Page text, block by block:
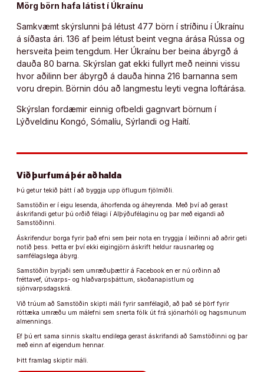
Mörg börn hafa látist í Úkraínu
Samkvæmt skýrslunni þá létust 477 börn í stríðinu í Úkraínu
á síðasta ári. 136 af þeim létust beint vegna árása Rússa og
hersveita þeim tengdum. Her Úkraínu ber beina ábyrgð á
dauða 80 barna. Skýrslan gat ekki fullyrt með neinni vissu
hvor aðilinn ber ábyrgð á dauða hinna 216 barnanna sem
voru drepin. Börnin dóu að langmestu leyti vegna loftárása.
Skýrslan fordæmir einnig ofbeldi gagnvart börnum í
Lýðveldinu Kongó, Sómalíu, Sýrlandi og Haítí.
Við þurfum á þér að halda
Þú getur tekið þátt í að byggja upp öflugum fjölmiðli.
Samstöðin er í eigu lesenda, áhorfenda og áheyrenda. Með því að gerast
áskrifandi getur þú orðið félagi í Alþýðufélaginu og þar með eigandi að
Samstöðinni.
Áskrifendur borga fyrir það efni sem þeir nota en tryggja í leiðinni að aðrir geti
notið þess. Þetta er því ekki eigingjörn áskrift heldur rausnarleg og
samfélagslega ábyrg.
Samstöðin byrjaði sem umræðuþættir á Facebook en er nú orðinn að
fréttavef, útvarps- og hlaðvarpsþáttum, skoðanapistlum og
sjónvarpsdagskrá.
Við trúum að Samstöðin skipti máli fyrir samfélagið, að það sé þörf fyrir
róttæka umræðu um málefni sem snerta fólk út frá sjónarhóli og hagsmunum
almennings.
Ef þú ert sama sinnis skaltu endilega gerast áskrifandi að Samstöðinni og þar
með einn af eigendum hennar.
Þitt framlag skiptir máli.